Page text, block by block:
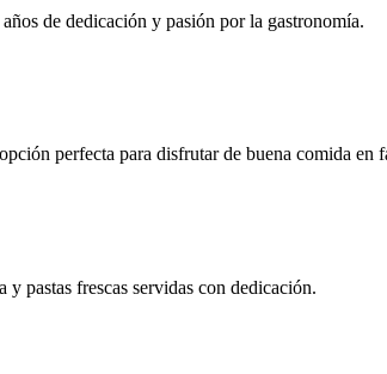
de dedicación y pasión por la gastronomía.
perfecta para disfrutar de buena comida en
pastas frescas servidas con dedicación.